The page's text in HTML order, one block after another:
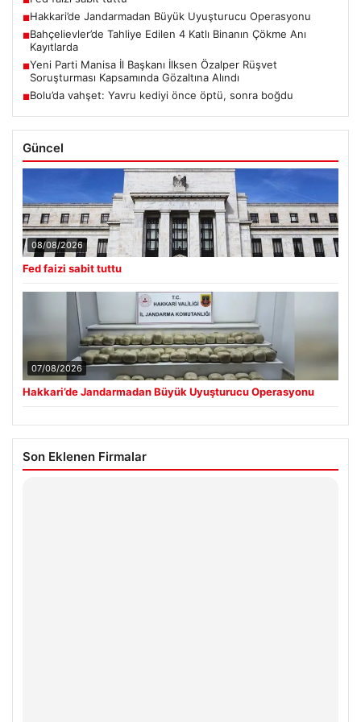
■Hakkari’de Jandarmadan Büyük Uyuşturucu Operasyonu
■Bahçelievler’de Tahliye Edilen 4 Katlı Binanın Çökme Anı
Kayıtlarda
■Yeni Parti Manisa İl Başkanı İlksen Özalper Rüşvet
Soruşturması Kapsamında Gözaltına Alındı
■Bolu’da vahşet: Yavru kediyi önce öptü, sonra boğdu
Güncel
08/08/2026
Fed faizi sabit tuttu
07/08/2026
Hakkari’de Jandarmadan Büyük Uyuşturucu Operasyonu
Son Eklenen Firmalar